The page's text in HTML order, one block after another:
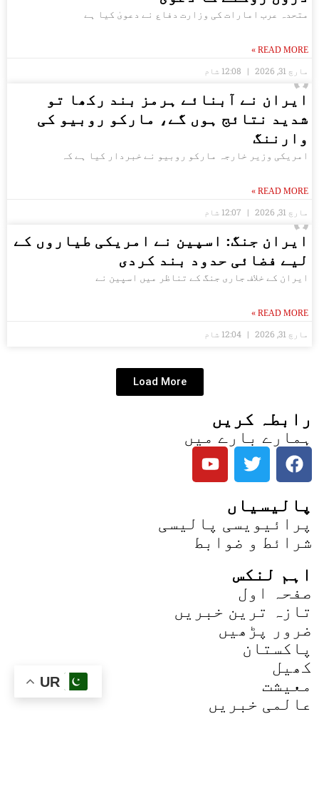
متحدہ عرب امارات کی وزارت دفاع نے دعویٰ کیا ہے
READ MORE »
مارچ 31, 2026
ایران نے آبنائے ہرمز بند رکھا تو
شدید نتائج ہوں گے، مارکو روبیو کی
وارننگ
امریکی وزیر خارجہ مارکو روبیو نے خبردار کیا ہے کہ
READ MORE »
مارچ 31, 2026
ایران جنگ: اسپین نے امریکی طیاروں کے
لیے فضائی حدود بند کردی
ایران کے خلاف جاری جنگ کے تناظر میں اسپین نے
READ MORE »
مارچ 31, 2026
Load More
رابطہ کریں
ہمارے بارے میں
پالیسیاں
پرائیویسی پالیسی
شرائط و ضوابط
اہم لنکس
صفحہ اول
تازہ ترین خبریں
ضرور پڑھیں
پاکستان
کھیل
معیشت
عالمی خبریں
UR